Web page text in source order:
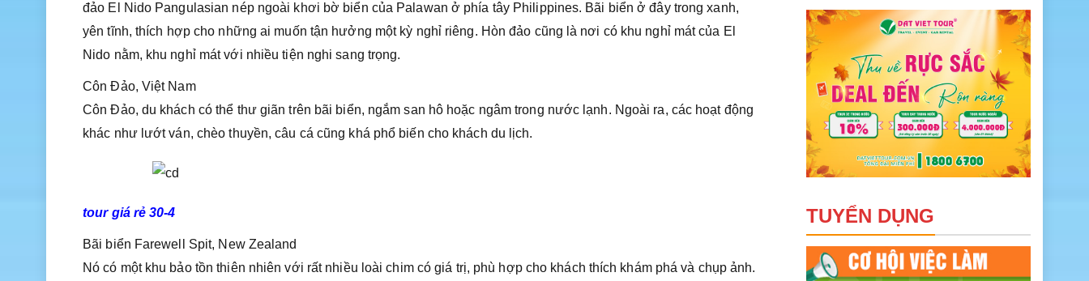
đảo El Nido Pangulasian nép ngoài khơi bờ biển của Palawan ở phía tây Philippines. Bãi biển ở đây trong xanh,
yên tĩnh, thích hợp cho những ai muốn tận hưởng một kỳ nghỉ riêng. Hòn đảo cũng là nơi có khu nghỉ mát của El
Nido nằm, khu nghỉ mát với nhiều tiện nghi sang trọng.
Côn Đảo, Việt Nam
Côn Đảo, du khách có thể thư giãn trên bãi biển, ngắm san hô hoặc ngâm trong nước lạnh. Ngoài ra, các hoạt động
khác như lướt ván, chèo thuyền, câu cá cũng khá phổ biến cho khách du lịch.
tour giá rẻ 30-4
Bãi biển Farewell Spit, New Zealand
Nó có một khu bảo tồn thiên nhiên với rất nhiều loài chim có giá trị, phù hợp cho khách thích khám phá và chụp ảnh.
TUYỂN DỤNG